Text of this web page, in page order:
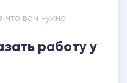
что вам нужно
работу у